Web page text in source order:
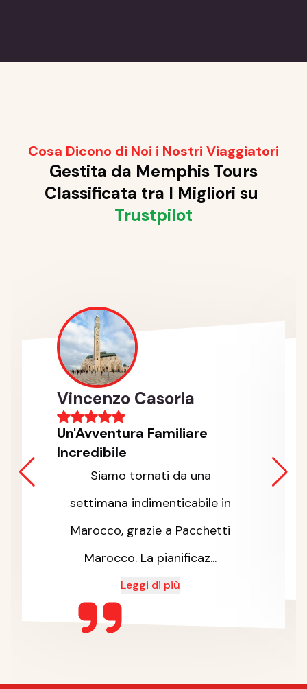
Cosa Dicono di Noi i Nostri Viaggiatori
Gestita da Memphis Tours
Classificata tra I Migliori su
Trustpilot
Vincenzo Casoria
Un'Avventura Familiare
Incredibile
Siamo tornati da una
settimana indimenticabile in
Marocco, grazie a Pacchetti
Marocco. La pianificaz...
Leggi di più